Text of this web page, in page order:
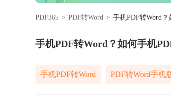
PDF365 > PDF转Word > 手机PDF转Word？
手机PDF转Word？如何手机
手机PDF转Word PDF转Word手机